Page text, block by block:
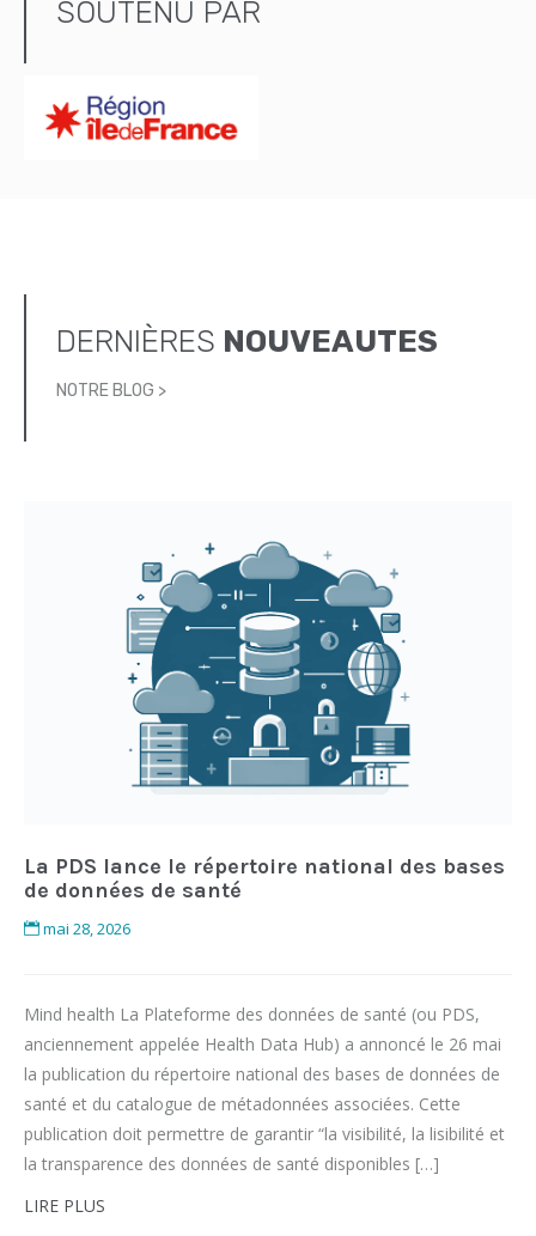
SOUTENU PAR
DERNIÈRES NOUVEAUTES
NOTRE BLOG >
La PDS lance le répertoire national des bases
de données de santé
mai 28, 2026
Mind health La Plateforme des données de santé (ou PDS,
anciennement appelée Health Data Hub) a annoncé le 26 mai
la publication du répertoire national des bases de données de
santé et du catalogue de métadonnées associées. Cette
publication doit permettre de garantir “la visibilité, la lisibilité et
la transparence des données de santé disponibles […]
LIRE PLUS